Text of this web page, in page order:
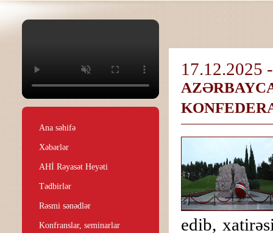
Ana səhifə
Xəbərlər
AHİ Rəyasət Heyəti
Tədbirlər
Rəsmi sənədlər
Konfranslar, seminarlar
17.12.2025
edib,